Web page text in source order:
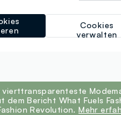
vierttransparenteste
dem Bericht What Fuels
Revolution.Mehr
Cookies
verwalten